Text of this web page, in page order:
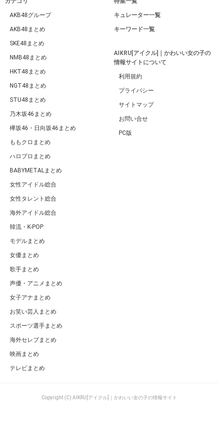
AKB48グループ
AKB48まとめ
SKE48まとめ
NMB48まとめ
HKT48まとめ
NGT48まとめ
STU48まとめ
乃木坂46まとめ
欅坂46・日向坂46まとめ
ももクロまとめ
ハロプロまとめ
BABYMETALまとめ
女性アイドル総合
女性タレント総合
海外アイドル総合
韓流・K-POP
モデルまとめ
女優まとめ
歌手まとめ
声優・アニメまとめ
女子アナまとめ
お笑い芸人まとめ
スポーツ選手まとめ
海外セレブまとめ
映画まとめ
テレビまとめ
キュレーター一覧
キーワード一覧
AIKRU[アイクル]｜かわいい女の子の
情報サイトについて
利用規約
プライバシー
サイトマップ
お問い合せ
PC版
Copyright (C) AIKRU[アイクル]｜かわいい女の子の情報サイト